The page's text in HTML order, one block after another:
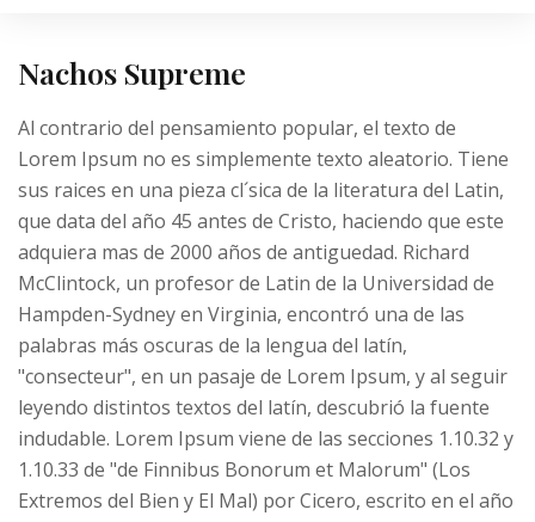
Nachos Supreme
Al contrario del pensamiento popular, el texto de
Lorem Ipsum no es simplemente texto aleatorio. Tiene
sus raices en una pieza cl´sica de la literatura del Latin,
que data del año 45 antes de Cristo, haciendo que este
adquiera mas de 2000 años de antiguedad. Richard
McClintock, un profesor de Latin de la Universidad de
Hampden-Sydney en Virginia, encontró una de las
palabras más oscuras de la lengua del latín,
"consecteur", en un pasaje de Lorem Ipsum, y al seguir
leyendo distintos textos del latín, descubrió la fuente
indudable. Lorem Ipsum viene de las secciones 1.10.32 y
1.10.33 de "de Finnibus Bonorum et Malorum" (Los
Extremos del Bien y El Mal) por Cicero, escrito en el año